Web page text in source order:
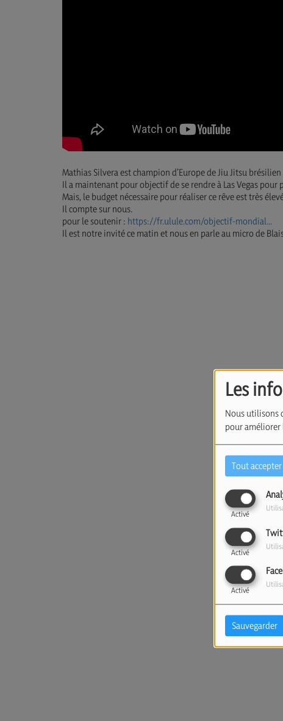
Les
Nous utilisons
pour améliorer
Tout accepter
Activé
Activé
Activé
Sauvegarder
Mathias Silvera est champion d’Europe de Jiu Jitsu
Il a maintenant pour objectif de se rendre à Las Vegas
Mais, le budget nécessaire pour réaliser ce rêve est très
Il compte sur nous.
pour le soutenir : https://fr.ulule.com/objectif-mondial...
Il est notre invité ce matin et nous en parle au micro de